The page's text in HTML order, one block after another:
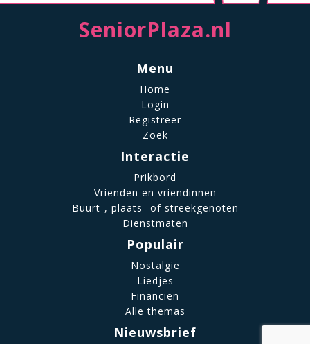
SeniorPlaza.nl
Menu
Home
Login
Registreer
Zoek
Interactie
Prikbord
Vrienden en vriendinnen
Buurt-, plaats- of streekgenoten
Dienstmaten
Populair
Nostalgie
Liedjes
Financiën
Alle themas
Nieuwsbrief